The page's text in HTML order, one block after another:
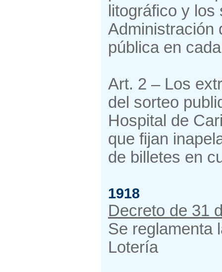
litográfico y
Administración
pública en
Art. 2 – Los
del sorteo
Hospital de
que fijan
de billetes en
1918
Decreto de 31
Se reglamenta
Lotería